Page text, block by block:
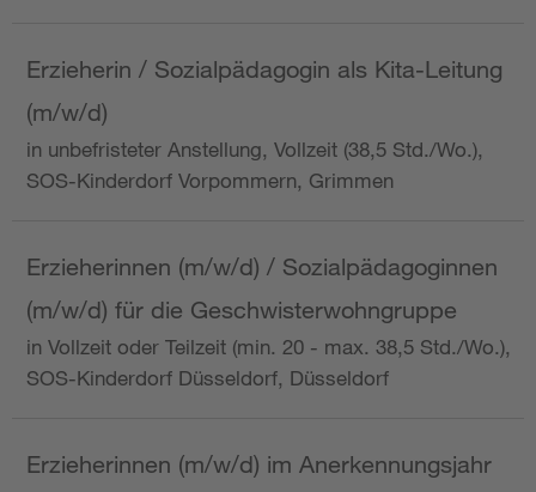
Erzieherin / Sozialpädagogin als Kita-Leitung
(m/w/d)
in unbefristeter Anstellung, Vollzeit (38,5 Std./Wo.),
SOS-Kinderdorf Vorpommern, Grimmen
Erzieherinnen (m/w/d) / Sozialpädagoginnen
(m/w/d) für die Geschwisterwohngruppe
in Vollzeit oder Teilzeit (min. 20 - max. 38,5 Std./Wo.),
SOS-Kinderdorf Düsseldorf, Düsseldorf
Erzieherinnen (m/w/d) im Anerkennungsjahr